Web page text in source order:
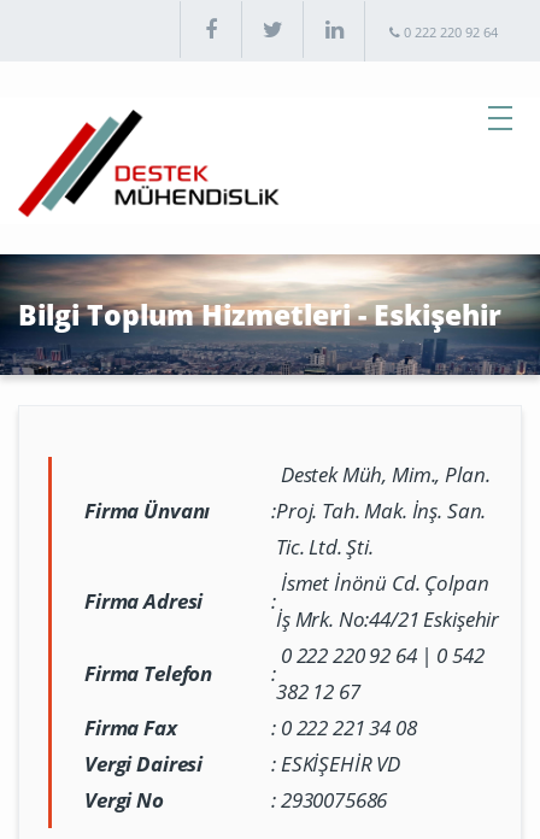
0 222 220 92 64
Bilgi Toplum Hizmetleri - Eskişehir
Firma Ünvanı :
Destek Müh, Mim., Plan.
Proj. Tah. Mak. İnş. San.
Tic. Ltd. Şti.
Firma Adresi
:
İsmet İnönü Cd. Çolpan
İş Mrk. No:44/21 Eskişehir
Firma Telefon
:
0 222 220 92 64 | 0 542
382 12 67
Firma Fax
: 0 222 221 34 08
Vergi Dairesi
:ESKİŞEHİR VD
Vergi No
:2930075686